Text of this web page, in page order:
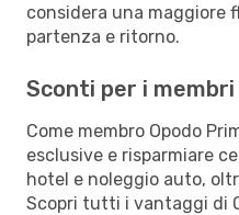
considera una maggiore
partenza e ritorno.
Sconti per i membri
Come membro Opodo
esclusive e risparmiare
hotel e noleggio auto,
Scopri tutti i vantaggi di